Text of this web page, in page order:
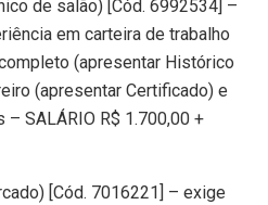
de salão) [Cód. 6992534] –
em carteira de trabalho
(apresentar Histórico
(apresentar Certificado) e
SALÁRIO R$ 1.700,00 +
[Cód. 7016221] – exige